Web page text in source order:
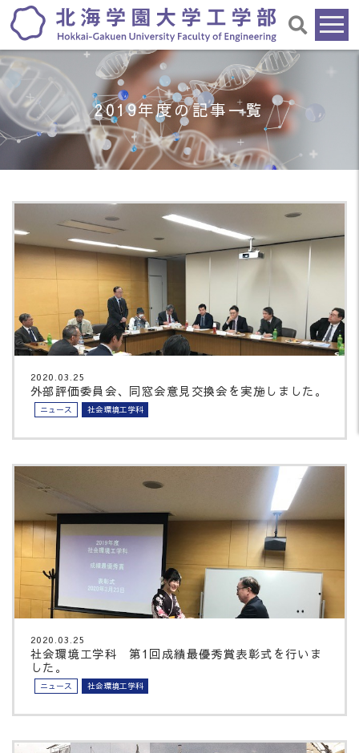
2019年度の記事一覧
2020.03.25
外部評価委員会、同窓会意見交換会を実施しました。
ニュース 社会環境工学科
2020.03.25
社会環境工学科 第1回成績最優秀賞表彰式を行いま
した。
ニュース 社会環境工学科